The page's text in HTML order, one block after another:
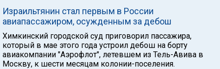
Израильтянин стал первым в России
авиапассажиром, осужденным за дебош
Химкинский городской суд приговорил пассажира,
который в мае этого года устроил дебош на борту
авиакомпании "Аэрофлот", летевшем из Тель-Авива в
Москву, к шести месяцам колонии-поселения.